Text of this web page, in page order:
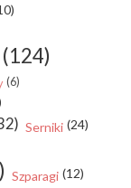
(124)
(6)
Serniki (24)
Szparagi (12)